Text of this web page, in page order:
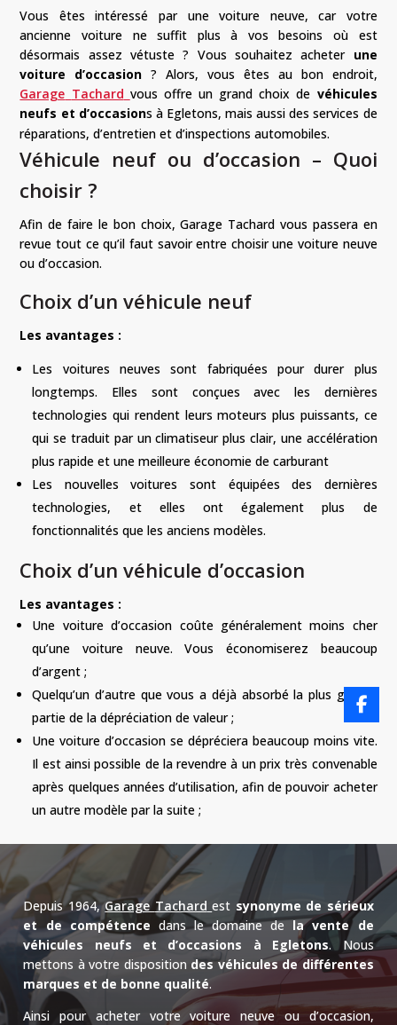
Vous êtes intéressé par une voiture neuve, car votre
ancienne voiture ne suffit plus à vos besoins où est
désormais assez vétuste ? Vous souhaitez acheter une
voiture d’occasion ? Alors, vous êtes au bon endroit,
Garage Tachard vous offre un grand choix de véhicules
neufs et d’occasions àEgletons, mais aussi des services de
réparations, d’entretien et d’inspections automobiles.
Véhicule neuf ou d’occasion – Quoi
choisir ?
Afin de faire le bon choix, Garage Tachard vous passera en
revue tout ce qu’il faut savoirentre choisir une voiture neuve
ou d’occasion.
Choix d’un véhicule neuf
Les avantages :
Les voitures neuves sont fabriquées pour durer plus
longtemps. Elles sont conçues avec les dernières
technologies qui rendent leurs moteurs plus puissants, ce
qui se traduit par un climatiseur plus clair, une accélération
plus rapide et une meilleure économie de carburant
Les nouvelles voitures sont équipées des dernières
technologies, et elles ont également plus de
fonctionnalités que les anciens modèles.
Choix d’un véhicule d’occasion
Les avantages :
Une voiture d’occasion coûte généralement moins cher
qu’une voiture neuve. Vous économiserez beaucoup
d’argent ;
Quelqu’un d’autre que vous a déjà absorbé la plus grande
partie de la dépréciation de valeur ;
Une voiture d’occasion se dépréciera beaucoup moins vite.
Il est ainsi possible de la revendre à un prix très convenable
après quelques années d’utilisation, afin de pouvoir acheter
un autre modèle par la suite ;
Depuis 1964,GarageTachard est synonyme de sérieux
et de compétence dans le domaine dela vente de
véhicules neufs et d’occasions à Egletons.Nous
mettons à votre disposition des véhicules de différentes
marques et de bonne qualité.
Ainsi pour acheter votre voiture neuve ou d’occasion,